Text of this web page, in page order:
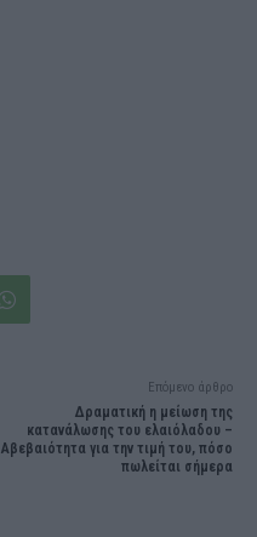
Επόμενο άρθρο
Δραματική η μείωση της
κατανάλωσης του ελαιόλαδου –
Αβεβαιότητα για την τιμή του, πόσο
πωλείται σήμερα